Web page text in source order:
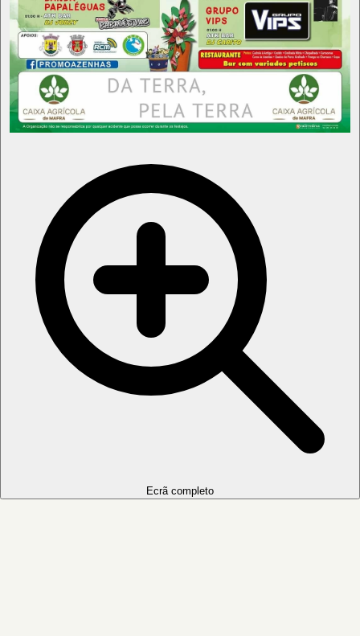
Ecrã completo